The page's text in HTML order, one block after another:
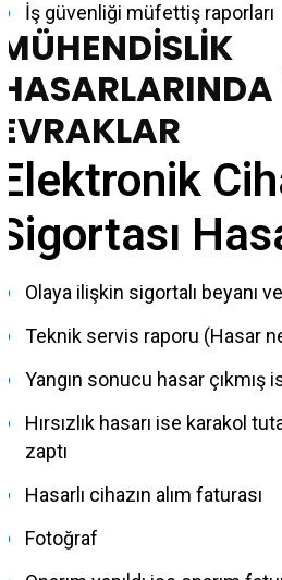
İş güvenliği müfettiş raporları
Olaya ilişkin sigortalı beyanı
Teknik servis raporu (Hasar
Yangın sonucu hasar çıkmış
Hırsızlık hasarı ise karakol
zaptı
Hasarlı cihazın alım faturası
Fotoğraf